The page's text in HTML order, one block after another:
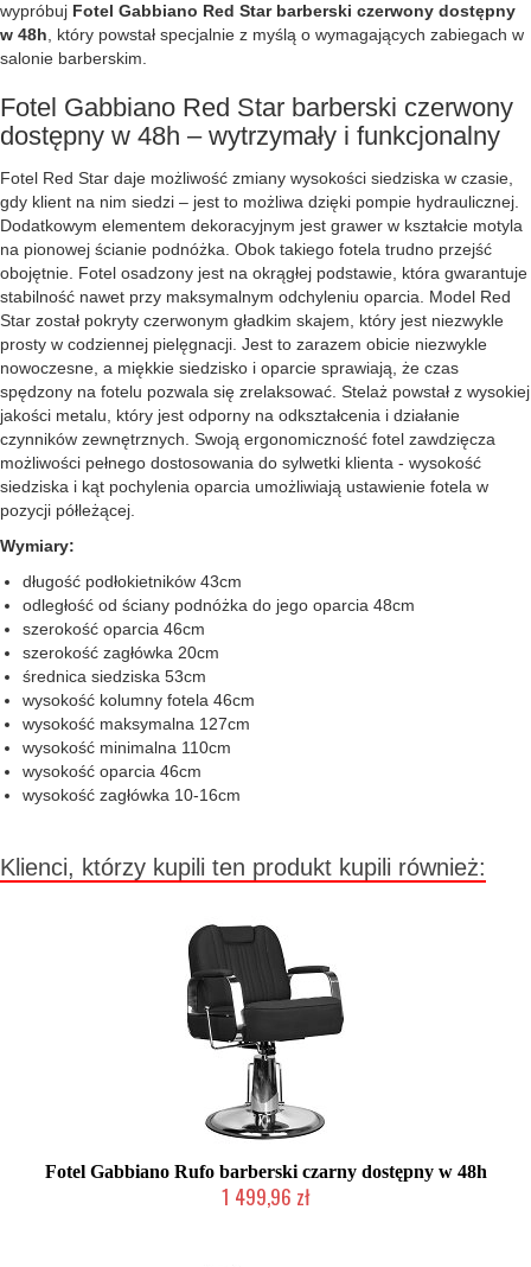
wypróbuj Fotel Gabbiano Red Star barberski czerwony dostępny
w 48h , który powstał specjalnie z myślą o wymagających zabiegach w
salonie barberskim.
Fotel Gabbiano Red Star barberski czerwony
dostępny w 48h – wytrzymały i funkcjonalny
Fotel Red Star daje możliwość zmiany wysokości siedziska w czasie,
gdy klient na nim siedzi – jest to możliwa dzięki pompie hydraulicznej.
Dodatkowym elementem dekoracyjnym jest grawer w kształcie motyla
na pionowej ścianie podnóżka. Obok takiego fotela trudno przejść
obojętnie. Fotel osadzony jest na okrągłej podstawie, która gwarantuje
stabilność nawet przy maksymalnym odchyleniu oparcia. Model Red
Star został pokryty czerwonym gładkim skajem, który jest niezwykle
prosty w codziennej pielęgnacji. Jest to zarazem obicie niezwykle
nowoczesne, a miękkie siedzisko i oparcie sprawiają, że czas
spędzony na fotelu pozwala się zrelaksować. Stelaż powstał z wysokiej
jakości metalu, który jest odporny na odkształcenia i działanie
czynników zewnętrznych. Swoją ergonomiczność fotel zawdzięcza
możliwości pełnego dostosowania do sylwetki klienta - wysokość
siedziska i kąt pochylenia oparcia umożliwiają ustawienie fotela w
pozycji półleżącej.
Wymiary:
długość podłokietników 43cm
odległość od ściany podnóżka do jego oparcia 48cm
szerokość oparcia 46cm
szerokość zagłówka 20cm
średnica siedziska 53cm
wysokość kolumny fotela 46cm
wysokość maksymalna 127cm
wysokość minimalna 110cm
wysokość oparcia 46cm
wysokość zagłówka 10-16cm
Klienci, którzy kupili ten produkt kupili również:
Fotel Gabbiano Rufo barberski czarny dostępny w 48h
1 499,96 zł